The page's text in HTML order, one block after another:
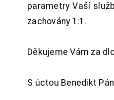
parametry Vaší
zachovány 1:1.
Děkujeme Vám za
S úctou Benedikt